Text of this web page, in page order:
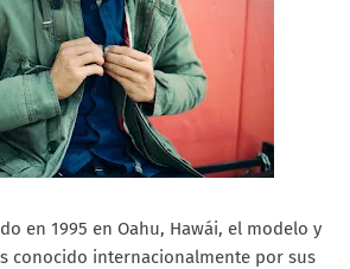
en 1995 en Oahu, Hawái, el modelo y
conocido internacionalmente por sus